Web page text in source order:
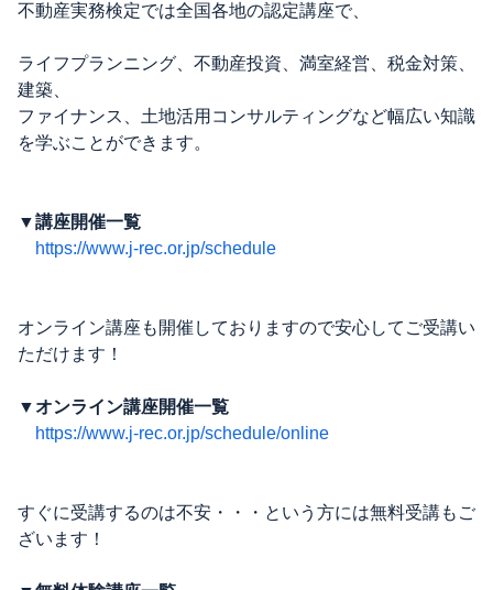
不動産実務検定では全国各地の認定講座で、
ライフプランニング、不動産投資、満室経営、税金対策、
建築、
ファイナンス、土地活用コンサルティングなど幅広い知識
を学ぶことができます。
▼講座開催一覧
https://www.j-rec.or.jp/schedule
オンライン講座も開催しておりますので安心してご受講い
ただけます！
▼オンライン講座開催一覧
https://www.j-rec.or.jp/schedule/online
すぐに受講するのは不安・・・という方には無料受講もご
ざいます！